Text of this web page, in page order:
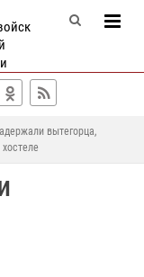
вытегорца,